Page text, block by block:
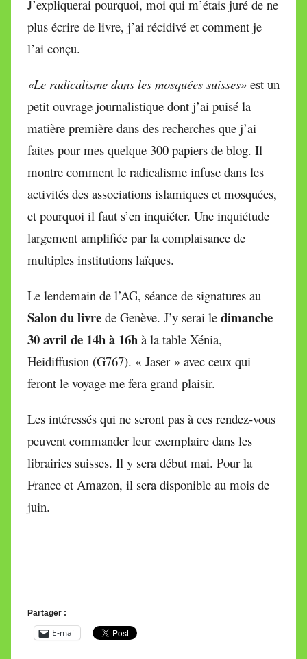
J’expliquerai pourquoi, moi qui m’étais juré de ne
plus écrire de livre, j’ai récidivé et comment je
l’ai conçu.
«Le radicalisme dans les mosquées suisses» est un
petit ouvrage journalistique dont j’ai puisé la
matière première dans des recherches que j’ai
faites pour mes quelque 300 papiers de blog. Il
montre comment le radicalisme infuse dans les
activités des associations islamiques et mosquées,
et pourquoi il faut s’en inquiéter. Une inquiétude
largement amplifiée par la complaisance de
multiples institutions laïques.
Le lendemain de l’AG, séance de signatures au
Salon du livre de Genève. J’y serai le dimanche
30 avril de 14h à 16h à la table Xénia,
Heidiffusion (G767). « Jaser » avec ceux qui
feront le voyage me fera grand plaisir.
Les intéressés qui ne seront pas à ces rendez-vous
peuvent commander leur exemplaire dans les
librairies suisses. Il y sera début mai. Pour la
France et Amazon, il sera disponible au mois de
juin.
Partager :
E-mail